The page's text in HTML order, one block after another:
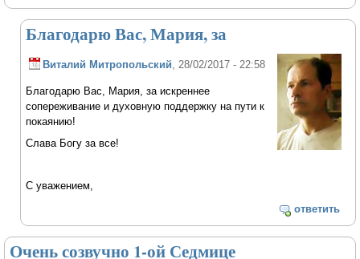
Благодарю Вас, Мария, за
Виталий Митропольский, 28/02/2017 - 22:58
Благодарю Вас, Мария, за искреннее
сопереживание и духовную поддержку на пути к
покаянию!
Слава Богу за все!
С уважением,
ответить
Очень созвучно 1-ой Седмице